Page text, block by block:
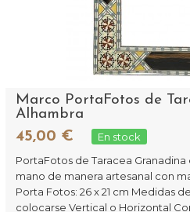
Marco PortaFotos de
Alhambra
45,00 €
En stock
PortaFotos de Taracea
mano de manera artesanal con
Porta Fotos: 26 x 21 cm Medidas
colocarse Vertical o Horizontal